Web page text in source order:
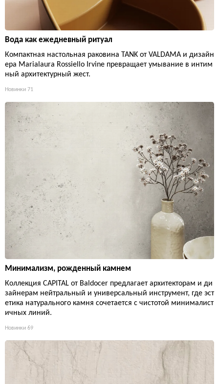
Вода как ежедневный ритуал
Компактная настольная раковина TANK от VALDAMA и дизайн
ера Marialaura Rossiello Irvine превращает умывание в интим
ный архитектурный жест.
Новинки 71
Минимализм, рожденный камнем
Коллекция CAPITAL от Baldocer предлагает архитекторам и ди
зайнерам нейтральный и универсальный инструмент, где эст
етика натурального камня сочетается с чистотой минималист
ичных линий.
Новинки 69